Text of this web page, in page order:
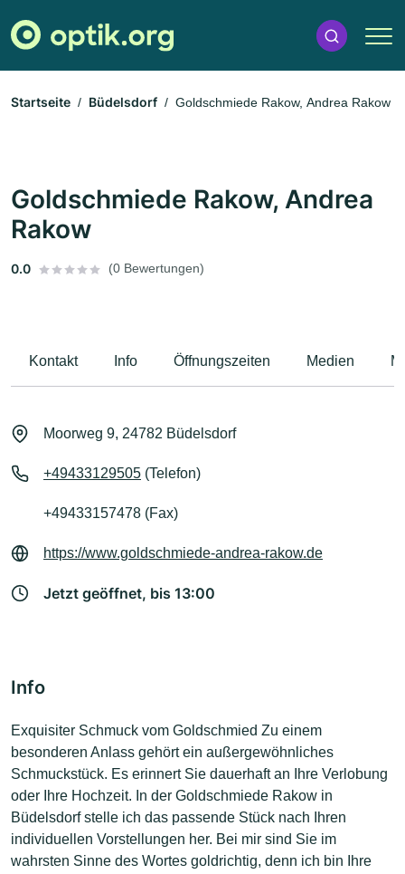
Startseite Büdelsdorf Goldschmiede Rakow, Andrea Rakow
Goldschmiede Rakow, Andrea
Rakow
0.0 (0 Bewertungen)
Kontakt Info Öffnungszeiten Medien
Moorweg 9, 24782 Büdelsdorf
+49433129505 (Telefon)
+49433157478 (Fax)
https://www.goldschmiede-andrea-rakow.de
Jetzt geöffnet, bis 13:00
Info
Exquisiter Schmuck vom Goldschmied Zu einem
besonderen Anlass gehört ein außergewöhnliches
Schmuckstück. Es erinnert Sie dauerhaft an Ihre Verlobung
oder Ihre Hochzeit. In der Goldschmiede Rakow in
Büdelsdorf stelle ich das passende Stück nach Ihren
individuellen Vorstellungen her. Bei mir sind Sie im
wahrsten Sinne des Wortes goldrichtig, denn ich bin Ihre